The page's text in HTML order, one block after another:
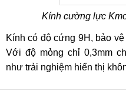
Kính cường lực
Kính có độ cứng 9H, bảo
Với độ mỏng chỉ 0,3mm
như trải nghiệm hiển thị